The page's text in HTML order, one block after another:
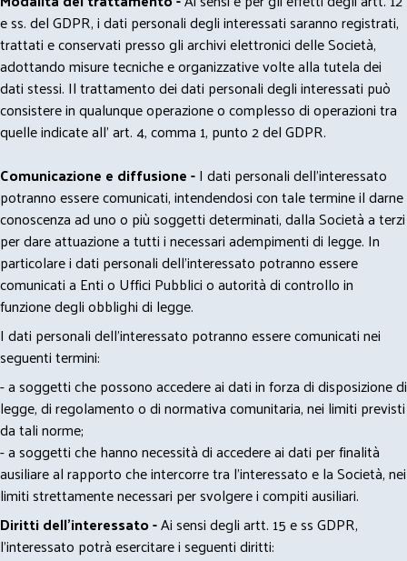
e ss. del GDPR, i dati personali degli interessati saranno registrati,
trattati e conservati presso gli archivi elettronici delle Società,
adottando misure tecniche e organizzative volte alla tutela dei
dati stessi. Il trattamento dei dati personali degli interessati può
consistere in qualunque operazione o complesso di operazioni tra
quelle indicate all' art. 4, comma 1, punto 2 del GDPR.
Comunicazione e diffusione -I dati personali dell’interessato
potranno essere comunicati, intendendosi con tale termine il darne
conoscenza ad uno o più soggetti determinati, dalla Società a terzi
per dare attuazione a tutti i necessari adempimenti di legge. In
particolare i dati personali dell’interessato potranno essere
comunicati a Enti o Uffici Pubblici o autorità di controllo in
funzione degli obblighi di legge.
I dati personali dell’interessato potranno essere comunicati nei
seguenti termini:
- a soggetti che possono accedere ai dati in forza di disposizione di
legge, di regolamento o di normativa comunitaria, nei limiti previsti
da tali norme;
- a soggetti che hanno necessità di accedere ai dati per finalità
ausiliare al rapporto che intercorre tra l’interessato e la Società, nei
limiti strettamente necessari per svolgere i compiti ausiliari.
Diritti dell’interessato -Ai sensi degli artt. 15 e ss GDPR,
l’interessato potrà esercitare i seguenti diritti: